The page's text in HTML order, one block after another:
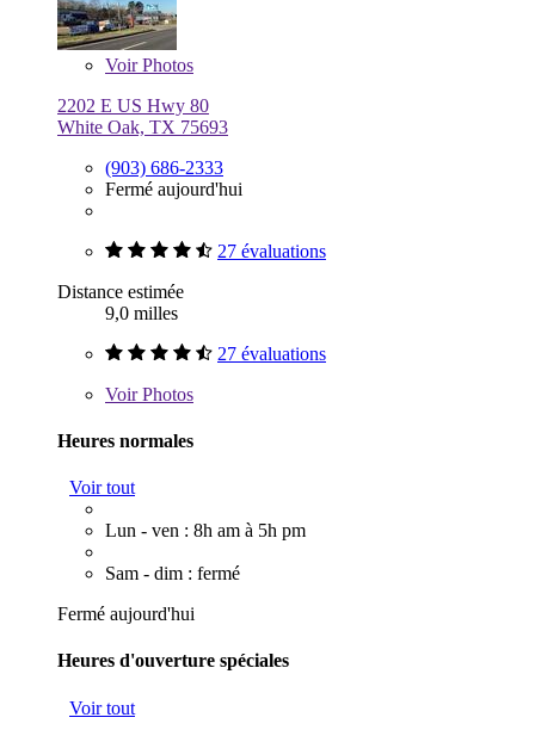
VoirPhotos
2202 E US Hwy 80
White Oak, TX 75693
(903) 686-2333
Fermé aujourd'hui
27 évaluations
Distance estimée
9,0 milles
27 évaluations
VoirPhotos
Heures normales
Voir tout
Lun - ven : 8h am à 5h pm
Sam - dim : fermé
Fermé aujourd'hui
Heures d'ouverture spéciales
Voir tout